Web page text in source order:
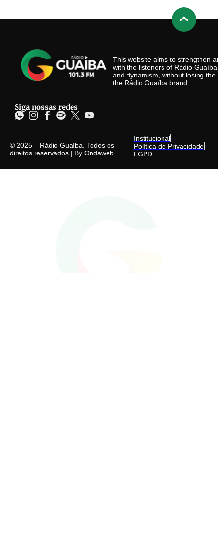
This website aims to strengthen
with the listeners of Rádio
and dynamism, without losing
the Rádio Guaíba brand.
Siga nossas redes
© 2025 – Rádio Guaíba. Todos os
direitos reservados | By Ondaweb
Institucional
Política de Privacidade
LGPD